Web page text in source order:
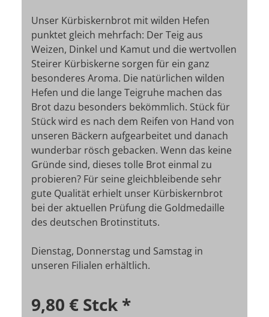
Unser Kürbiskernbrot mit wilden Hefen
punktet gleich mehrfach: Der Teig aus
Weizen, Dinkel und Kamut und die wertvollen
Steirer Kürbiskerne sorgen für ein ganz
besonderes Aroma. Die natürlichen wilden
Hefen und die lange Teigruhe machen das
Brot dazu besonders bekömmlich. Stück für
Stück wird es nach dem Reifen von Hand von
unseren Bäckern aufgearbeitet und danach
wunderbar rösch gebacken. Wenn das keine
Gründe sind, dieses tolle Brot einmal zu
probieren? Für seine gleichbleibende sehr
gute Qualität erhielt unser Kürbiskernbrot
bei der aktuellen Prüfung die Goldmedaille
des deutschen Brotinstituts.
Dienstag, Donnerstag und Samstag in
unseren Filialen erhältlich.
9,80 € Stck *